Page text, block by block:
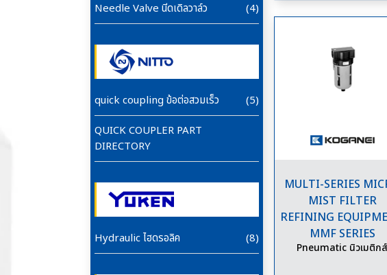
Needle Valve นีดเดิลวาล์ว
(4)
quick coupling ข้อต่อสวมเร็ว
(5)
QUICK COUPLER PART
DIRECTORY
Hydraulic ไฮดรอลิค (8)
MULTI-SERIES
MIST FILTER
REFINING
MMF SERIES
Pneumatic นิวเมติกส์